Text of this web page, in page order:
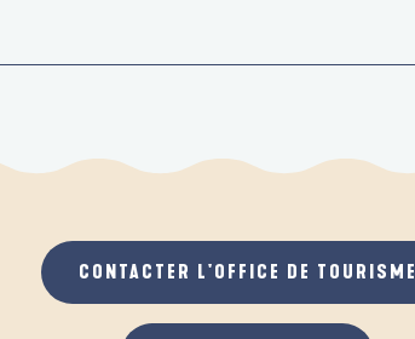
CONTACTER L'OFFICE DE TOURISME